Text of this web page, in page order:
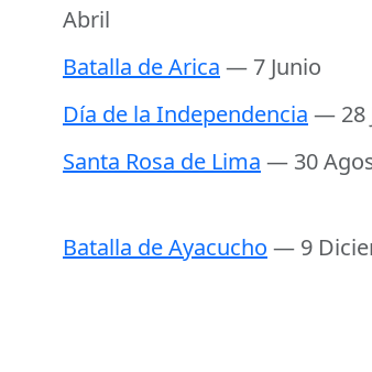
Abril
Batalla de Arica — 7 Junio
Día de la Independencia — 28
Santa Rosa de Lima — 30
Batalla de Ayacucho — 9